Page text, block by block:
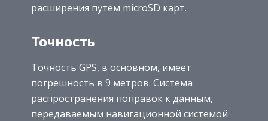
расширения путём microSD карт.
Точность
Точность GPS, в основном, имеет
погрешность в 9 метров. Система
распространения поправок к данным,
передаваемым навигационной системой